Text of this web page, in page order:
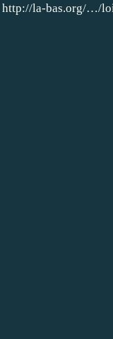
http://la-bas.org/…/